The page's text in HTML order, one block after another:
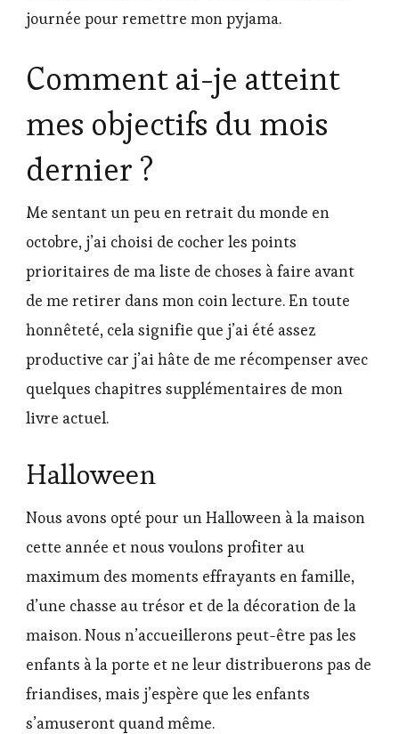
journée pour remettre mon pyjama.
Comment ai-je atteint
mes objectifs du mois
dernier ?
Me sentant un peu en retrait du monde en
octobre, j’ai choisi de cocher les points
prioritaires de ma liste de choses à faire avant
de me retirer dans mon coin lecture. En toute
honnêteté, cela signifie que j’ai été assez
productive car j’ai hâte de me récompenser avec
quelques chapitres supplémentaires de mon
livre actuel.
Halloween
Nous avons opté pour un Halloween à la maison
cette année et nous voulons profiter au
maximum des moments effrayants en famille,
d’une chasse au trésor et de la décoration de la
maison. Nous n’accueillerons peut-être pas les
enfants à la porte et ne leur distribuerons pas de
friandises, mais j’espère que les enfants
s’amuseront quand même.